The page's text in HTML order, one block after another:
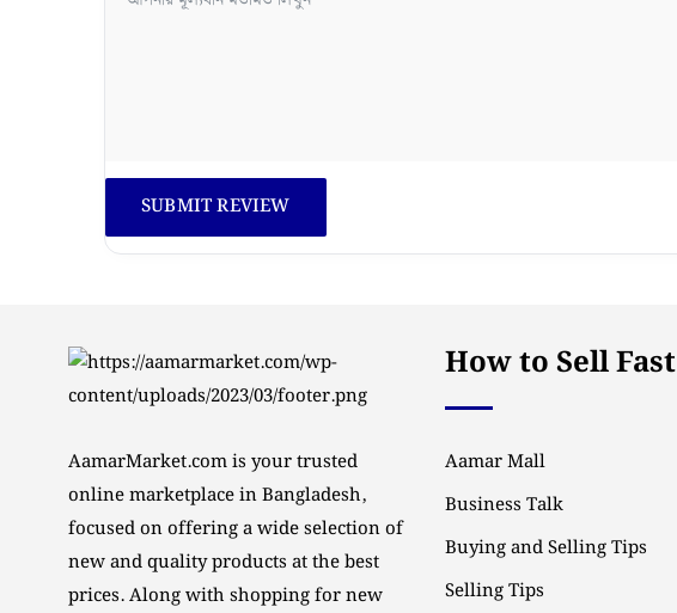
AamarMarket.com is your trusted
online marketplace in Bangladesh,
focused on offering a wide selection of
new and quality products at the best
prices. Along with shopping for new
How to Sell Fast
Aamar Mall
Business Talk
Buying and Selling Tips
Selling Tips